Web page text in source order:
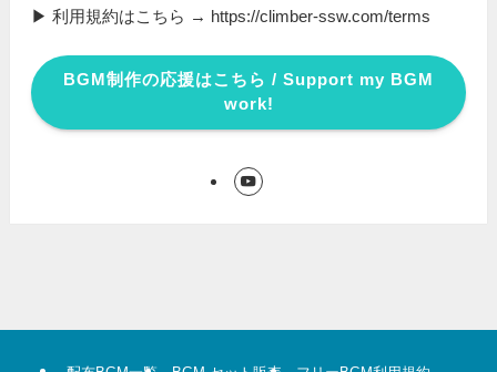
▶ 利用規約はこちら → https://climber-ssw.com/terms
BGM制作の応援はこちら / Support my BGM
work!